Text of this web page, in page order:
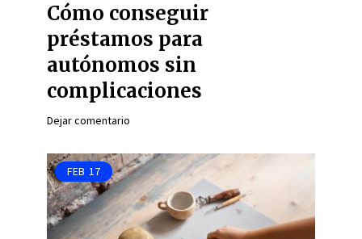
Cómo conseguir
préstamos para
autónomos sin
complicaciones
Dejar comentario
FEB 17